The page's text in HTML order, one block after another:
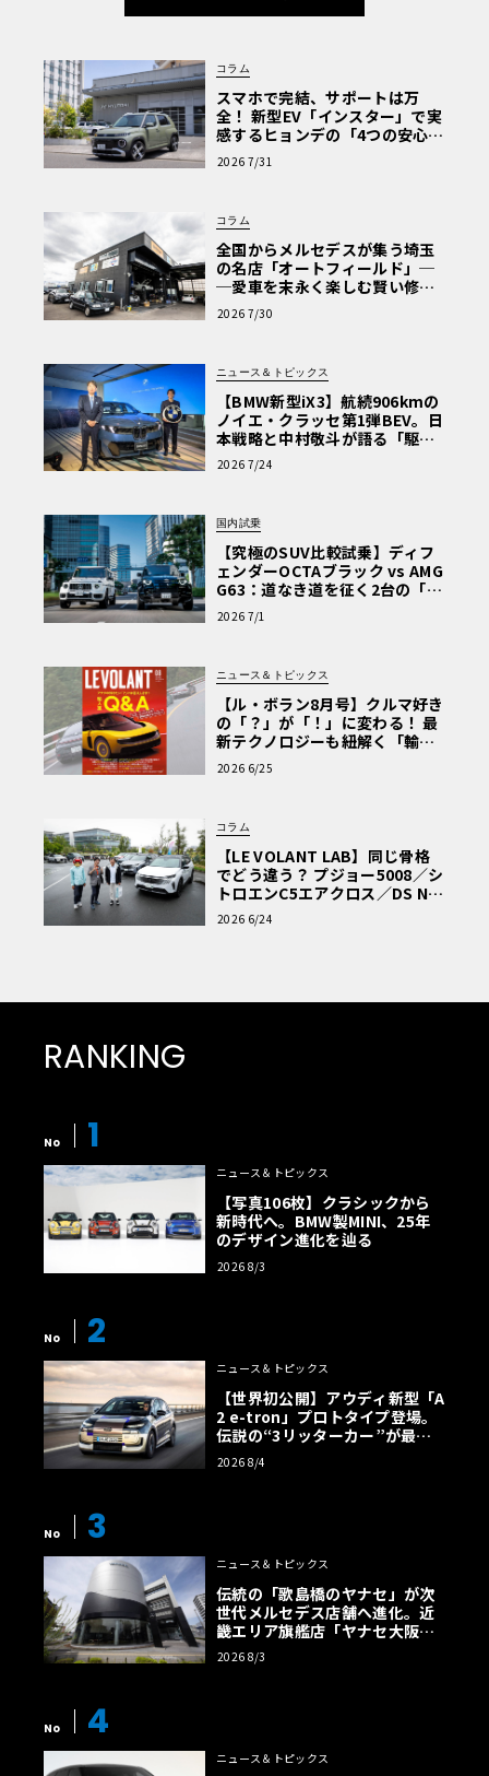
コラム
スマホで完結、サポートは万
全！ 新型EV「インスター」で実
感するヒョンデの「4つの安心」
【第1回・ヒョンデ6つの疑問：
Why? Hyundai?】〈PR〉
2026 7/31
コラム
全国からメルセデスが集う埼玉
の名店「オートフィールド」─
─愛車を末永く楽しむ賢い修理
術と、プロがフックス製オイル
を選ぶ理由〈PR〉
2026 7/30
ニュース＆トピックス
【BMW新型iX3】航続906kmの
ノイエ・クラッセ第1弾BEV。日
本戦略と中村敬斗が語る「駆け
ぬける歓び」
2026 7/24
国内試乗
【究極のSUV比較試乗】ディフ
ェンダーOCTAブラック vs AMG
G63：道なき道を征く2台の「対
極的アプローチ」
2026 7/1
ニュース＆トピックス
【ル・ボラン8月号】クルマ好き
の「？」が「！」に変わる！ 最
新テクノロジーも紐解く「輸入
車Q&A」
2026 6/25
コラム
【LE VOLANT LAB】同じ骨格
でどう違う？ プジョー5008／シ
トロエンC5エアクロス／DS Nº4
読者一気乗りレポート
2026 6/24
RANKING
No 1
ニュース＆トピックス
【写真106枚】クラシックから
新時代へ。BMW製MINI、25年
のデザイン進化を辿る
2026 8/3
No 2
ニュース＆トピックス
【世界初公開】アウディ新型「A
2 e-tron」プロトタイプ登場。
伝説の“3リッターカー”が最高
効率エントリーBEVとして復活
【画像38枚】
2026 8/4
No 3
ニュース＆トピックス
伝統の「歌島橋のヤナセ」が次
世代メルセデス店舗へ進化。近
畿エリア旗艦店「ヤナセ大阪支
店」がリニューアル
2026 8/3
No 4
ニュース＆トピックス